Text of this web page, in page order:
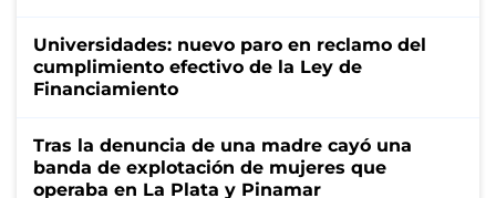
Universidades: nuevo paro en reclamo del
cumplimiento efectivo de la Ley de
Financiamiento
Tras la denuncia de una madre cayó una
banda de explotación de mujeres que
operaba en La Plata y Pinamar